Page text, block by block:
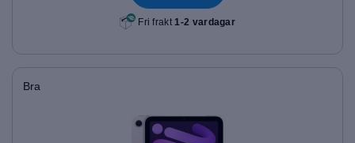
Fri frakt1-2 vardagar
Bra